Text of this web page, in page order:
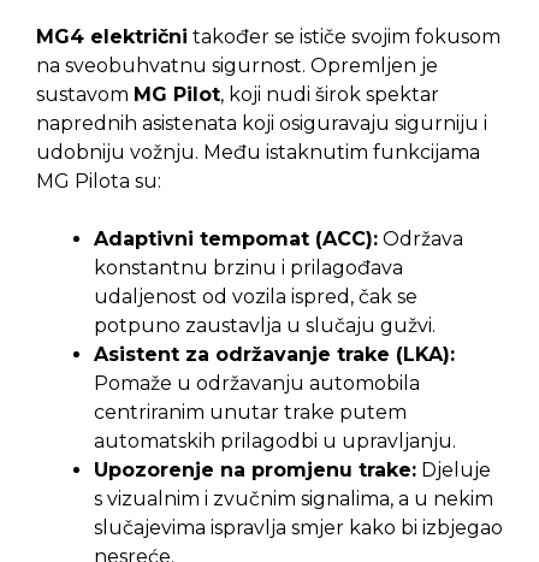
MG4 električni također se ističe svojim fokusom
na sveobuhvatnu sigurnost. Opremljen je
sustavom MG Pilot, koji nudi širok spektar
naprednih asistenata koji osiguravaju sigurniju i
udobniju vožnju. Među istaknutim funkcijama
MG Pilota su:
Adaptivni tempomat (ACC): Održava
konstantnu brzinu i prilagođava
udaljenost od vozila ispred, čak se
potpuno zaustavlja u slučaju gužvi.
Asistent za održavanje trake (LKA):
Pomaže u održavanju automobila
centriranim unutar trake putem
automatskih prilagodbi u upravljanju.
Upozorenje na promjenu trake: Djeluje
s vizualnim i zvučnim signalima, a u nekim
slučajevima ispravlja smjer kako bi izbjegao
nesreće.